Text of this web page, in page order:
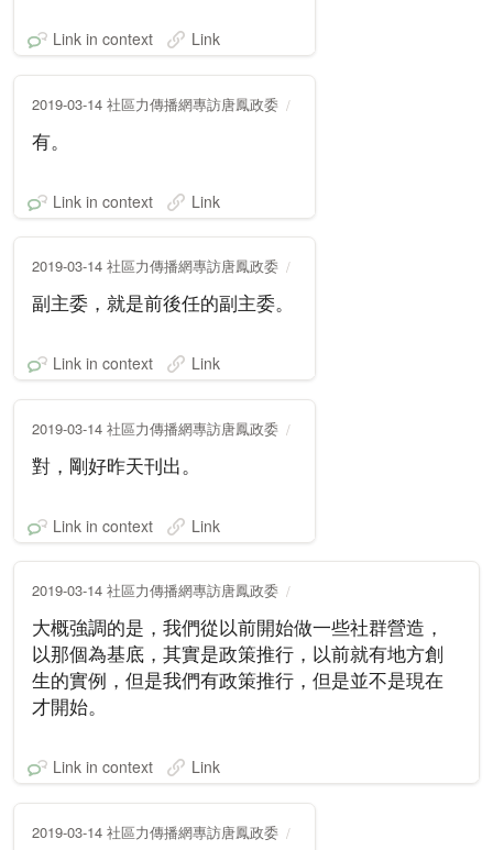
Link in context Link
2019-03-14 社區力傳播網專訪唐鳳政委
有。
Link in context Link
2019-03-14 社區力傳播網專訪唐鳳政委
副主委，就是前後任的副主委。
Link in context Link
2019-03-14 社區力傳播網專訪唐鳳政委
對，剛好昨天刊出。
Link in context Link
2019-03-14 社區力傳播網專訪唐鳳政委
大概強調的是，我們從以前開始做一些社群營造，
以那個為基底，其實是政策推行，以前就有地方創
生的實例，但是我們有政策推行，但是並不是現在
才開始。
Link in context Link
2019-03-14 社區力傳播網專訪唐鳳政委